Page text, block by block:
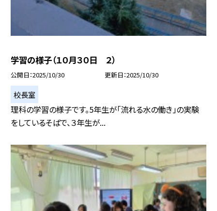
学習の様子（１０月３０日 ２）
公開日 2025/10/30 更新日 2025/10/30
校長室
理科の学習の様子です。5年生が「流れる水の働き」の実験
をしているそばで、３年生が...